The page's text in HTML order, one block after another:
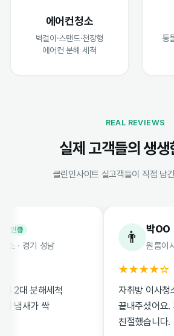
에어컨청소
벽걸이·스탠드·천장형
에어컨 분해 세척
통
REAL REVIEWS
실제 고객들의 생생
클린인사이트 실고객들이 직접 남
기 성남
분해세척
가 싹
박OO 인증
원룸이사청
★★★★☆
자취방 이사청소 빠
끝내주셨어요. 가격
친절했습니다.